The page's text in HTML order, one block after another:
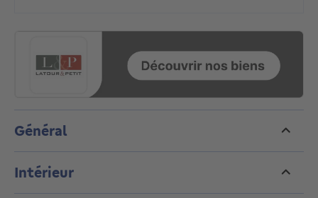
d'exception à découvrir en exclusivité avec L&P!
Général
Intérieur